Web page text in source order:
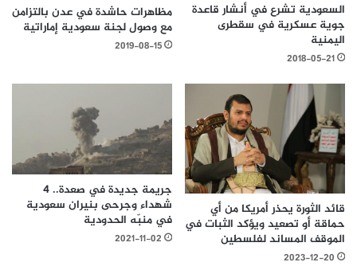
السعودية تشرع في أنشار قاعدة
جوية عسكرية في سقطرى
اليمنية
2018-05-21
مظاهرات حاشدة في عدن بالتزامن
مع وصول لجنة سعودية إماراتية
2019-08-15
قائد الثورة يحذر أمريكا من أي
حماقة أو تصعيد ويؤكد الثبات في
الموقف المساند لفلسطين
2023-12-20
جريمة جديدة في صعدة.. 4
شهداء وجرحى بنيران سعودية
في منبّه الحدودية
2021-11-02